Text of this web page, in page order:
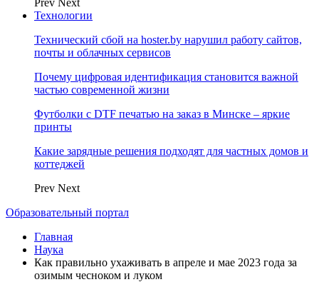
Prev Next
Технологии
Технический сбой на hoster.by нарушил работу сайтов,
почты и облачных сервисов
Почему цифровая идентификация становится важной
частью современной жизни
Футболки с DTF печатью на заказ в Минске – яркие
принты
Какие зарядные решения подходят для частных домов и
коттеджей
Prev Next
Образовательный портал
Главная
Наука
Как правильно ухаживать в апреле и мае 2023 года за
озимым чесноком и луком